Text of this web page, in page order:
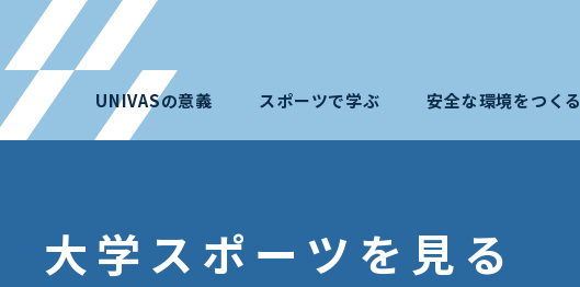
UNIVASの意義 スポーツで学ぶ 安全な環境をつくる
大学スポーツを見る